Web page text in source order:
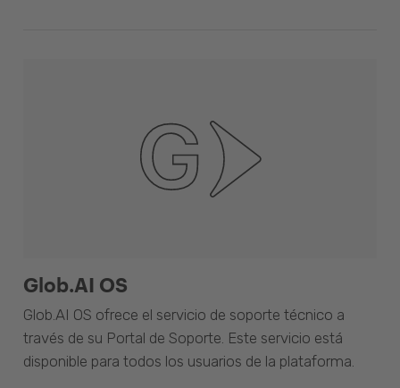
Glob.AI OS
Glob.AI OS ofrece el servicio de soporte técnico a
través de su Portal de Soporte. Este servicio está
disponible para todos los usuarios de la plataforma.